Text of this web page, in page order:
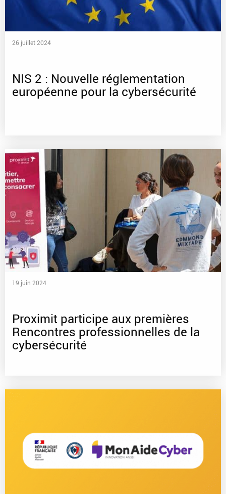
26 juillet 2024
NIS 2 : Nouvelle réglementation
européenne pour la cybersécurité
19 juin 2024
Proximit participe aux premières
Rencontres professionnelles de la
cybersécurité